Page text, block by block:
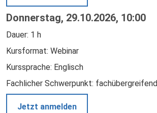
Donnerstag, 29.10.2026, 10:00
Dauer: 1 h
Kursformat: Webinar
Kurssprache: Englisch
Fachlicher Schwerpunkt: fachübergreifend
Jetzt anmelden